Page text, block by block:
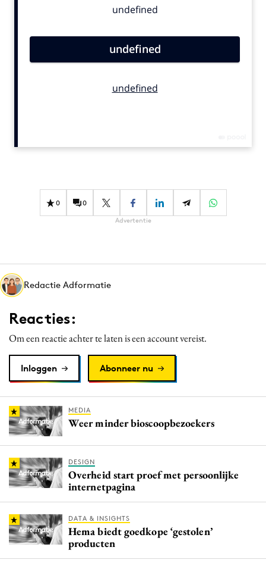
Contentmarketing
Effectiviteit
Gedragsverandering
Martech
Media
Merkstrategie
PR
Programmatic
Reputatie & crisis
0 0
Advertentie
Redactie Adformatie
Reacties:
Om een reactie achter te laten is een account vereist.
Inloggen Abonneer nu
MEDIA
Weer minder bioscoopbezoekers
DESIGN
Overheid start proef met persoonlijke
internetpagina
DATA & INSIGHTS
Hema biedt goedkope ‘gestolen’
producten